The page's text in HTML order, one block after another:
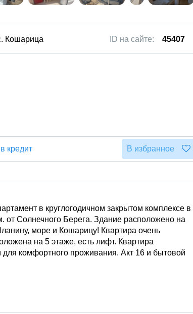
Кошарица 45407
ID на сайте:
кредит В избранное
в круглогодичном закрытом комплексе в
от Солнечного Берега. Здание расположено на
море и Кошарицу! Квартира очень
на 5 этаже, есть лифт. Квартира
комфортного проживания. Акт 16 и бытовой